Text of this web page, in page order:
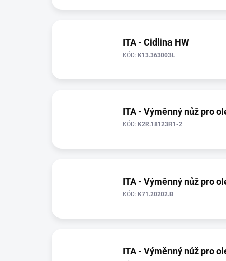
ITA - Cidlina HW
KÓD: K13.363003L
ITA - Výměnný nůž pro
KÓD: K2R.18123R1-2
ITA - Výměnný nůž pro
KÓD: K71.20202.B
ITA - Výměnný nůž pro